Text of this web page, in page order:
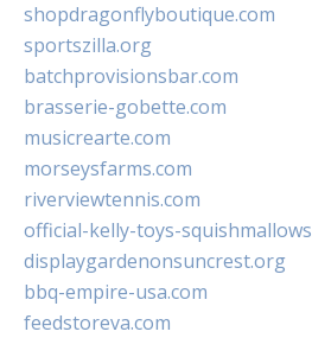
shopdragonflyboutique.com
sportszilla.org
batchprovisionsbar.com
brasserie-gobette.com
musicrearte.com
morseysfarms.com
riverviewtennis.com
official-kelly-toys-
displaygardenonsuncrest.org
bbq-empire-usa.com
feedstoreva.com